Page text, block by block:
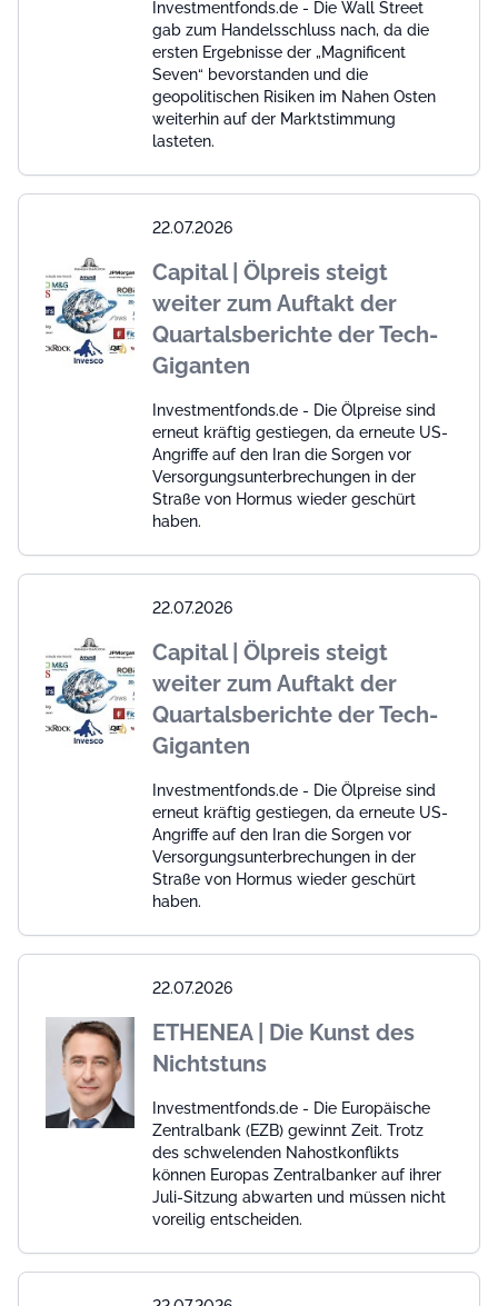
Investmentfonds.de - Die Wall Street
gab zum Handelsschluss nach, da die
ersten Ergebnisse der „Magnificent
Seven“ bevorstanden und die
geopolitischen Risiken im Nahen Osten
weiterhin auf der Marktstimmung
lasteten.
22.07.2026
Capital | Ölpreis steigt
weiter zum Auftakt der
Quartalsberichte der Tech-
Giganten
Investmentfonds.de - Die Ölpreise sind
erneut kräftig gestiegen, da erneute US-
Angriffe auf den Iran die Sorgen vor
Versorgungsunterbrechungen in der
Straße von Hormus wieder geschürt
haben.
22.07.2026
Capital | Ölpreis steigt
weiter zum Auftakt der
Quartalsberichte der Tech-
Giganten
Investmentfonds.de - Die Ölpreise sind
erneut kräftig gestiegen, da erneute US-
Angriffe auf den Iran die Sorgen vor
Versorgungsunterbrechungen in der
Straße von Hormus wieder geschürt
haben.
22.07.2026
ETHENEA | Die Kunst des
Nichtstuns
Investmentfonds.de - Die Europäische
Zentralbank (EZB) gewinnt Zeit. Trotz
des schwelenden Nahostkonflikts
können Europas Zentralbanker auf ihrer
Juli-Sitzung abwarten und müssen nicht
voreilig entscheiden.